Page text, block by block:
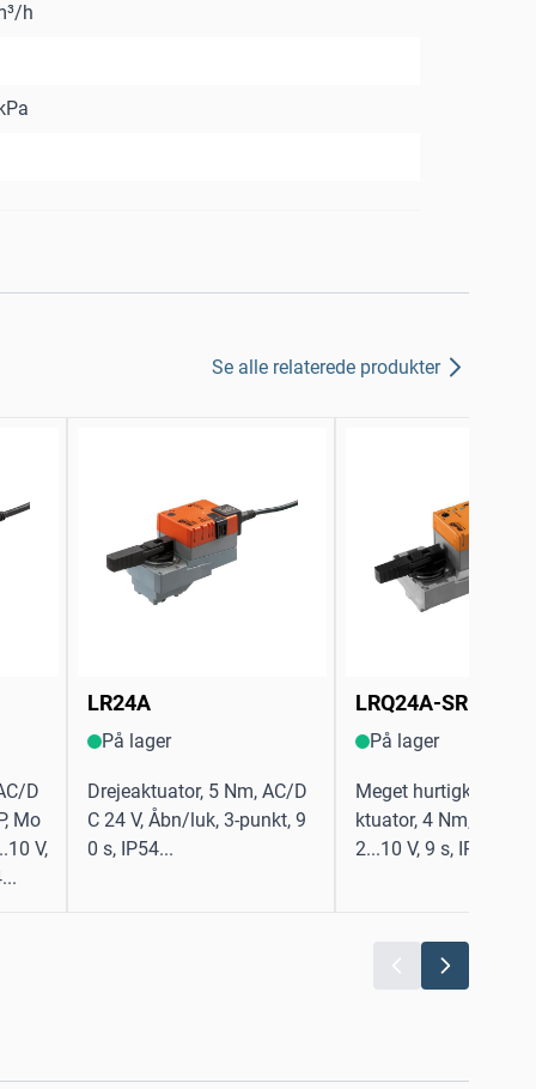
h
Se alle relaterede produkter
D
Mo
V,
LR24A
På lager
Drejeaktuator, 5 Nm, AC/D
C 24 V, Åbn/luk, 3-punkt, 9
0 s, IP54...
LRQ24A-SR
På lager
Meget hurtigkørende
ktuator, 4 Nm, AC/DC
2...10 V, 9 s, IP54...